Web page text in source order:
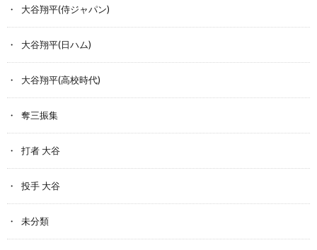
大谷翔平(侍ジャパン)
大谷翔平(日ハム)
大谷翔平(高校時代)
奪三振集
打者 大谷
投手 大谷
未分類